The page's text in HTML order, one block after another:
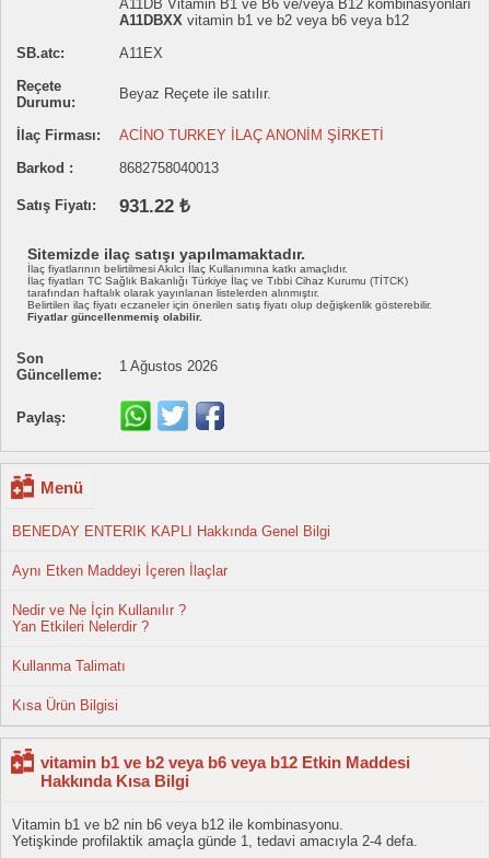
A11DB Vitamin B1 ve B6 ve/veya B12 kombinasyonları
A11DBXX vitamin b1 ve b2 veya b6 veya b12
SB.atc:
A11EX
Reçete
Durumu:
Beyaz Reçete ile satılır.
İlaç Firması:
ACİNO TURKEY İLAÇ ANONİM ŞİRKETİ
Barkod :
8682758040013
Satış Fiyatı: 931.22 ₺
Sitemizde ilaç satışı yapılmamaktadır.
İlaç fiyatlarının belirtilmesi Akılcı İlaç Kullanımına katkı amaçlıdır.
İlaç fiyatları TC Sağlık Bakanlığı Türkiye İlaç ve Tıbbi Cihaz Kurumu (TİTCK)
tarafından haftalık olarak yayınlanan listelerden alınmıştır.
Belirtilen ilaç fiyatı eczaneler için önerilen satış fiyatı olup değişkenlik gösterebilir.
Fiyatlar güncellenmemiş olabilir.
Son
Güncelleme:
1 Ağustos 2026
Paylaş:
Menü
BENEDAY ENTERIK KAPLI Hakkında Genel Bilgi
Aynı Etken Maddeyi İçeren İlaçlar
Nedir ve Ne İçin Kullanılır ?
Yan Etkileri Nelerdir ?
Kullanma Talimatı
Kısa Ürün Bilgisi
vitamin b1 ve b2 veya b6 veya b12 Etkin Maddesi
Hakkında Kısa Bilgi
Vitamin b1 ve b2 nin b6 veya b12 ile kombinasyonu.
Yetişkinde profilaktik amaçla günde 1, tedavi amacıyla 2-4 defa.